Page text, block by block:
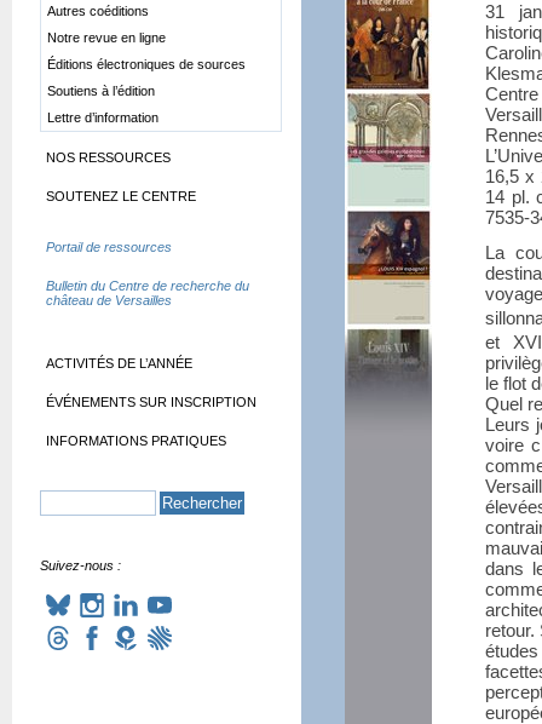
31
16,5 x
14 pl.
7535-
La
et
le flot
Quel
Leurs
voire
dans
retour.
Autres coéditions
Notre revue en ligne
Éditions électroniques de sources
Soutiens à l’édition
Lettre d’information
NOS RESSOURCES
SOUTENEZ LE CENTRE
Portail de ressources
Bulletin du Centre de recherche du
château de Versailles
ACTIVITÉS DE L’ANNÉE
ÉVÉNEMENTS SUR INSCRIPTION
INFORMATIONS PRATIQUES
Suivez-nous :